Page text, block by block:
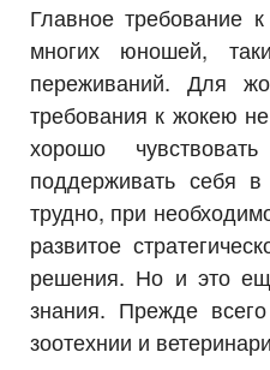
Главное требование
многих юношей,
переживаний. Для
требования к жокею
хорошо
поддерживать себя
трудно, при
развитое
решения. Но и это
знания. Прежде
зоотехнии и